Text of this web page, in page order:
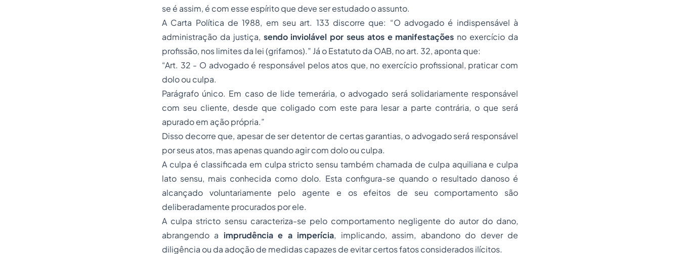
se é assim, é com esse espírito que deve ser estudado o assunto.
A Carta Política de 1988, em seu art. 133 discorre que: “O advogado é indispensável à
administração da justiça, sendo inviolável por seus atos e manifestações no exercício da
profissão, nos limites da lei (grifamos).” Já o Estatuto da OAB, no art. 32, aponta que:
“Art. 32 - O advogado é responsável pelos atos que, no exercício profissional, praticar com
dolo ou culpa.
Parágrafo único. Em caso de lide temerária, o advogado será solidariamente responsável
com seu cliente, desde que coligado com este para lesar a parte contrária, o que será
apurado em ação própria.”
Disso decorre que, apesar de ser detentor de certas garantias, o advogado será responsável
por seus atos, mas apenas quando agir com dolo ou culpa.
A culpa é classificada em culpa stricto sensu também chamada de culpa aquiliana e culpa
lato sensu, mais conhecida como dolo. Esta configura-se quando o resultado danoso é
alcançado voluntariamente pelo agente e os efeitos de seu comportamento são
deliberadamente procurados por ele.
A culpa stricto sensu caracteriza-se pelo comportamento negligente do autor do dano,
abrangendo a imprudência e a imperícia, implicando, assim, abandono do dever de
diligência ou da adoçãode medidas capazes de evitar certos fatos considerados ilícitos.